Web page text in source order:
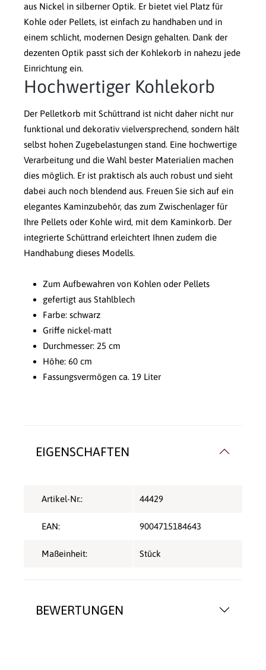
aus Nickel in silberner Optik. Er bietet viel Platz für
Kohle oder Pellets, ist einfach zu handhaben und in
einem schlicht, modernen Design gehalten. Dank der
dezenten Optik passt sich der Kohlekorb in nahezu jede
Einrichtung ein.
Hochwertiger Kohlekorb
Der Pelletkorb mit Schüttrand ist nicht daher nicht nur
funktional und dekorativ vielversprechend, sondern hält
selbst hohen Zugebelastungen stand. Eine hochwertige
Verarbeitung und die Wahl bester Materialien machen
dies möglich. Er ist praktisch als auch robust und sieht
dabei auch noch blendend aus. Freuen Sie sich auf ein
elegantes Kaminzubehör, das zum Zwischenlager für
Ihre Pellets oder Kohle wird, mit dem Kaminkorb. Der
integrierte Schüttrand erleichtert Ihnen zudem die
Handhabung dieses Modells.
Zum Aufbewahren von Kohlen oder Pellets
gefertigt aus Stahlblech
Farbe: schwarz
Griffe nickel-matt
Durchmesser: 25 cm
Höhe: 60 cm
Fassungsvermögen ca. 19 Liter
BEWERTUNGEN
EIGENSCHAFTEN
Artikel-Nr.: 44429
EAN: 9004715184643
Maßeinheit: Stück